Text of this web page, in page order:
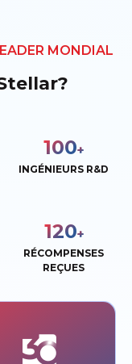
MONDIAL
100+
INGÉNIEURS R&D
120+
RÉCOMPENSES
REÇUES